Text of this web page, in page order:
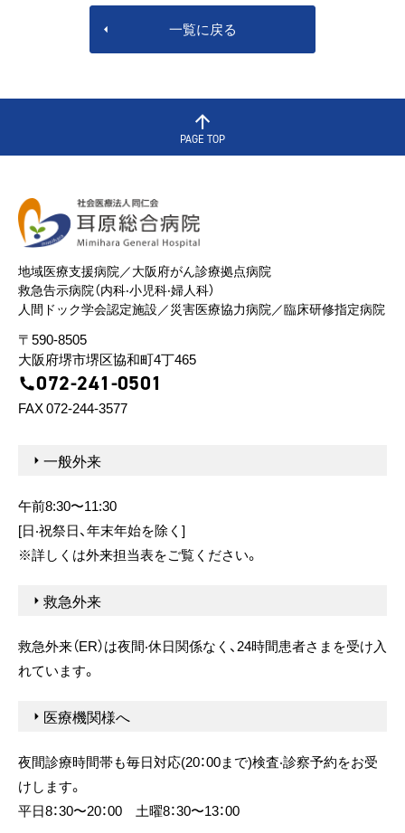
一覧に戻る
PAGE TOP
地域医療⽀援病院／⼤阪府がん診療拠点病院
救急告⽰病院（内科‧⼩児科‧婦⼈科）
⼈間ドック学会認定施設／災害医療協⼒病院／臨床研修指定病院
〒590-8505
⼤阪府堺市堺区協和町4丁465
072-241-0501
FAX 072-244-3577
⼀般外来
午前8:30〜11:30
[⽇‧祝祭⽇、年末年始を除く]
※詳しくは外来担当表をご覧ください。
救急外来
救急外来（ER）は夜間‧休⽇関係なく、24時間患者さまを受け⼊
れています。
医療機関様へ
夜間診療時間帯も毎⽇対応(20：00まで)検査‧診察予約をお受
けします。
平⽇8：30〜20：00 ⼟曜8：30〜13：00